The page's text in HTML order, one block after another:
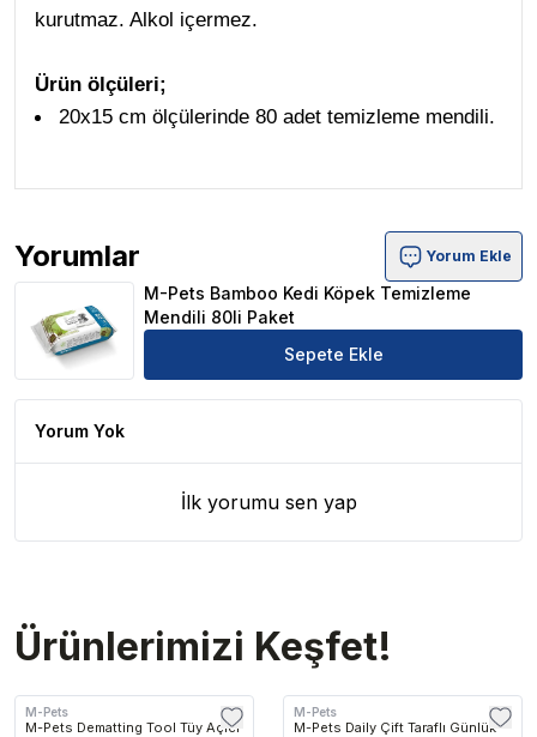
kurutmaz. Alkol içermez.
Ürün ölçüleri;
20x15 cm ölçülerinde 80 adet temizleme mendili.
Yorumlar
M-Pets Bamboo Kedi Köpek Temizleme Mendili 80li
Yorum Ekle
M-Pets Bamboo Kedi Köpek Temizleme
Mendili 80li Paket
Sepete Ekle
Yorum Yok
İlk yorumu sen yap
Ürünlerimizi Keşfet!
M-Pets
M-Pets Dematting Tool Tüy Açıcı
M-Pets
M-Pets Daily Çift Taraflı Günlük